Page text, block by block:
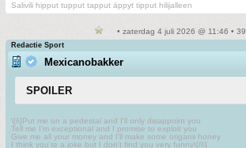
Salivili hipput tupput tapput äppyt tipput hilijalleen
• zaterdag 4 juli 2026 @ 11:46 • 39
Redactie Sport
Mexicanobakker
SPOILER
\[i\]Put me on a pedestal and I'll only disappoint you
Tell me I'm exceptional and I promise to exploit you
Give me all your money and I'll make some origami honey
I think you're a joke but I don't find you very funny\[/i\]